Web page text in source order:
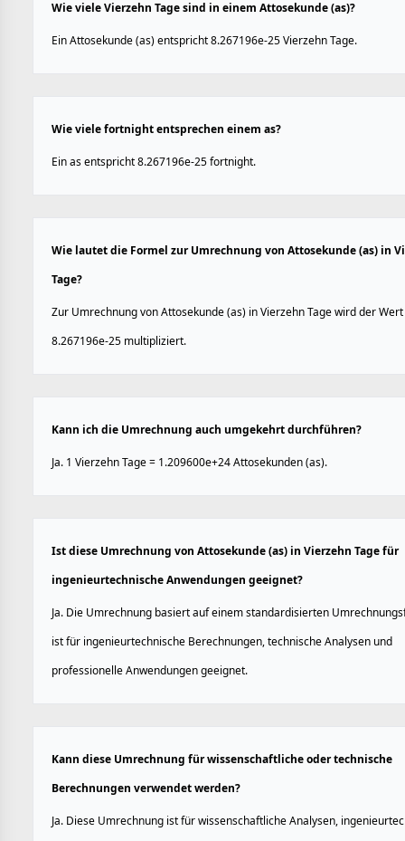
Wie viele Vierzehn Tage sind in einem Attosekunde (as)?
Ein Attosekunde (as) entspricht 8.267196e-25 Vierzehn Tage.
Wie viele fortnight entsprechen einem as?
Ein as entspricht 8.267196e-25 fortnight.
Wie lautet die Formel zur Umrechnung von Attosekunde (as) in
Tage?
Zur Umrechnung von Attosekunde (as) in Vierzehn Tage wird der
8.267196e-25 multipliziert.
Kann ich die Umrechnung auch umgekehrt durchführen?
Ja. 1 Vierzehn Tage = 1.209600e+24 Attosekunden (as).
Ist diese Umrechnung von Attosekunde (as) in Vierzehn Tage für
ingenieurtechnische Anwendungen geeignet?
Ja. Die Umrechnung basiert auf einem standardisierten
ist für ingenieurtechnische Berechnungen, technische Analysen und
professionelle Anwendungen geeignet.
Kann diese Umrechnung für wissenschaftliche oder technische
Berechnungen verwendet werden?
Ja. Diese Umrechnung ist für wissenschaftliche Analysen,